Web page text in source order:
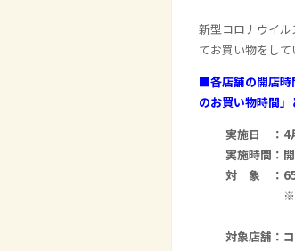
新型コロナウイ
てお買い物をして
■各店舗の開店時
のお買い物時間」
実施日 ： 4
実施時間：
対 象 ：65
※上記対
ないよ
対象店舗：